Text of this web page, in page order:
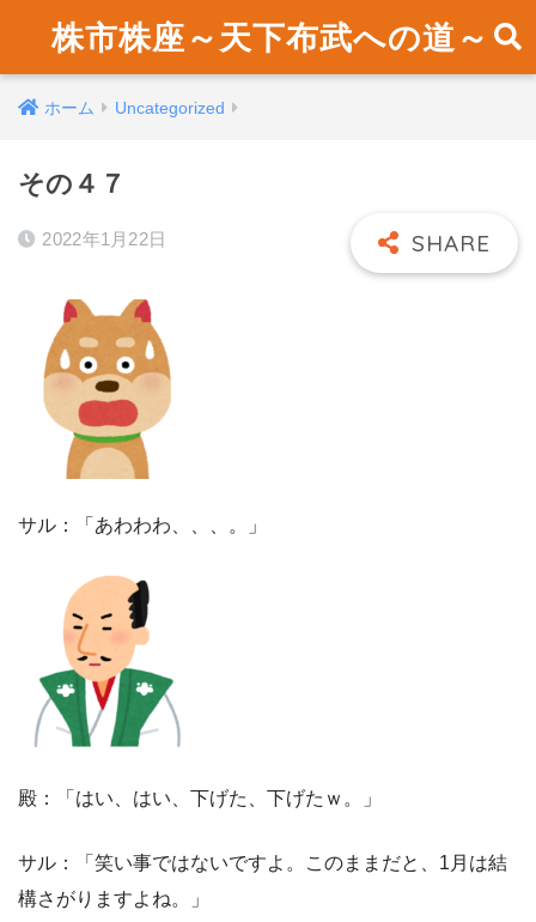
株市株座～天下布武への道～
ホーム Uncategorized
その４７
2022年1月22日
サル：「あわわわ、、、。」
殿：「はい、はい、下げた、下げたｗ。」
サル：「笑い事ではないですよ。このままだと、1月は結
構さがりますよね。」